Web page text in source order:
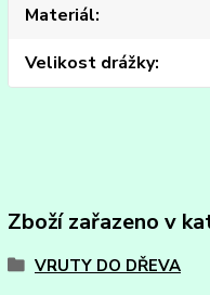
Materiál
Velikost drážky
Zboží zařazeno v
VRUTY DO DŘEVA